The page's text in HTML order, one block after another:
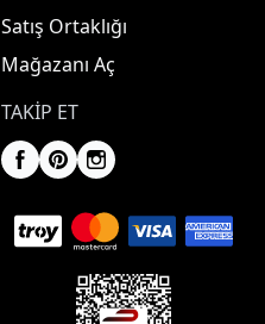
Satış Ortaklığı
Mağazanı Aç
TAKIP ET